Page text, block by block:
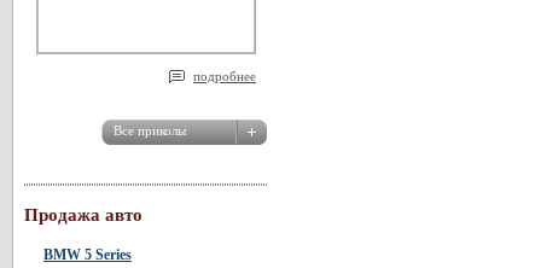
подробнее
Продажа авто
BMW 5 Series